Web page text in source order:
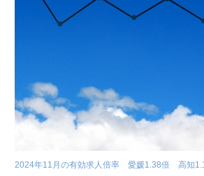
2024年11月の有効求人倍率 愛媛1.38倍 高知